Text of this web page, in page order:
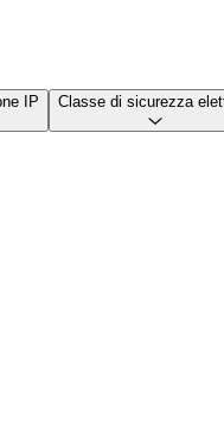
IP Classe di sicurezza